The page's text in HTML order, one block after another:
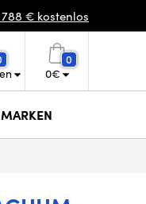
€ kostenlos
0
0€
MARKEN